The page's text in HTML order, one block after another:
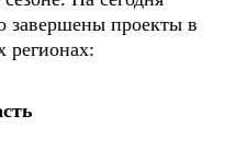
завершены проекты в
регионах: